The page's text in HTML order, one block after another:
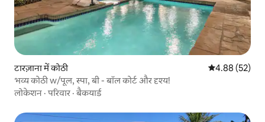
टारज़ाना में कोठी औसत रेटिंग 5 में
4.88 (52)
भव्य कोठी w/पूल, स्पा, बी - बॉल कोर्ट और दृश्य!
लोकेशन ·परिवार ·बैकयार्ड